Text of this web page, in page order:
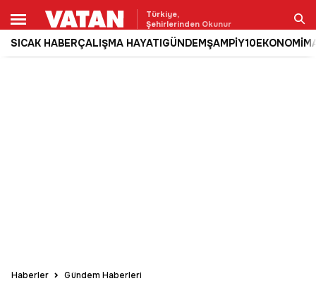
Türkiye,
Şehirlerinden Okunur
SICAK HABERÇALIŞMA HAYATIGÜNDEMŞAMPİY10EKONOMİ
Ara
Haberler Gündem Haberleri